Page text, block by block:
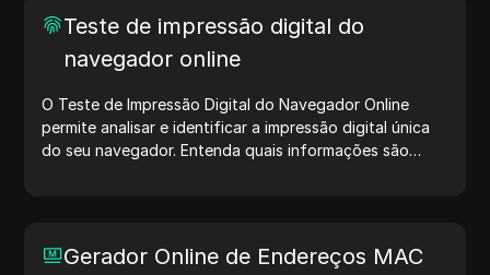
de trabalho — comece a gerar user agents hoje mesmo!
Teste de impressão digital do
navegador online
O Teste de Impressão Digital do Navegador Online
permite analisar e identificar a impressão digital única
do seu navegador. Entenda quais informações são
Gerador Online de Endereços MAC